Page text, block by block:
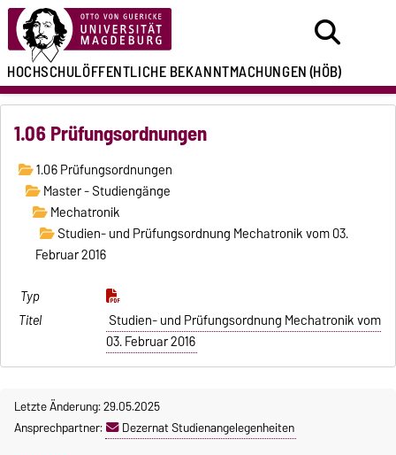
HOCHSCHULÖFFENTLICHEBEKANNTMACHUNGEN(HÖB)
1.06 Prüfungsordnungen
1.06 Prüfungsordnungen
Master - Studiengänge
Mechatronik
Studien- und Prüfungsordnung Mechatronik vom 03.
Februar 2016
Studien- und Prüfungsordnung Mechatronik vom
03. Februar 2016
Letzte Änderung: 29.05.2025
Ansprechpartner:
Dezernat Studienangelegenheiten